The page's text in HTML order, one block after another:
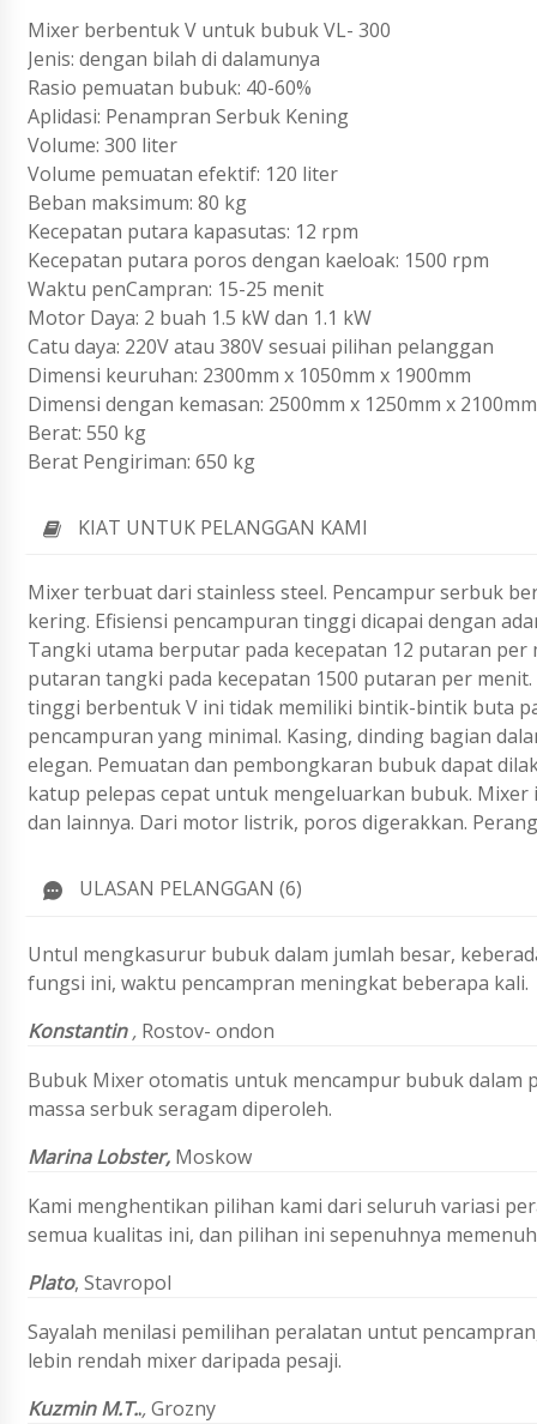
Mixer berbentuk V untuk bubuk VL- 300
Jenis: dengan bilah di dalamunya
Rasio pemuatan bubuk: 40-60%
Aplidasi: Penampran Serbuk Kening
Volume: 300 liter
Volume pemuatan efektif: 120 liter
Beban maksimum: 80 kg
Kecepatan putara kapasutas: 12 rpm
Kecepatan putara poros dengan kaeloak: 1500 rpm
Waktu penCampran: 15-25 menit
Motor Daya: 2 buah 1.5 kW dan 1.1 kW
Catu daya: 220V atau 380V sesuai pilihan pelanggan
Dimensi keuruhan: 2300mm x 1050mm x 1900mm
Dimensi dengan kemasan: 2500mm x 1250mm x 2100mm
Berat: 550 kg
Berat Pengiriman: 650 kg
KIAT UNTUK PELANGGAN KAMI
Mixer terbuat dari stainless steel. Pencampur serbuk
kering. Efisiensi pencampuran tinggi dicapai dengan
Tangki utama berputar pada kecepatan 12 putaran
putaran tangki pada kecepatan 1500 putaran per
tinggi berbentuk V ini tidak memiliki bintik-bintik buta
pencampuran yang minimal. Kasing, dinding bagian
elegan. Pemuatan dan pembongkaran bubuk dapat
katup pelepas cepat untuk mengeluarkan bubuk.
dan lainnya. Dari motor listrik, poros digerakkan.
ULASAN PELANGGAN (6)
Untul mengkasurur bubuk dalam jumlah besar,
fungsi ini, waktu pencampran meningkat beberapa kali.
Konstantin, Rostov- ondon
Bubuk Mixer otomatis untuk mencampur bubuk dalam
massa serbuk seragam diperoleh.
Marina Lobster, Moskow
Kami menghentikan pilihan kami dari seluruh variasi
semua kualitas ini, dan pilihan ini sepenuhnya
Plato, Stavropol
Sayalah menilasi pemilihan peralatan untut
lebin rendah mixer daripada pesaji.
Kuzmin M.T..,Grozny